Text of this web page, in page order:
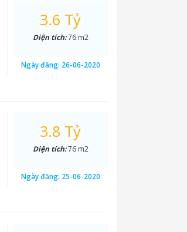
3.6 Tỷ
Diện tích:76 m2
Ngày đăng: 26-06-2020
3.8 Tỷ
Diện tích:76 m2
Ngày đăng: 25-06-2020